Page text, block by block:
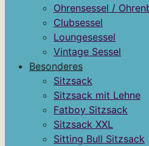
Ohrensessel /
Clubsessel
Loungesessel
Vintage Sessel
Besonderes
Sitzsack
Sitzsack mit Lehne
Fatboy Sitzsack
Sitzsack XXL
Sitting Bull Sitzsack